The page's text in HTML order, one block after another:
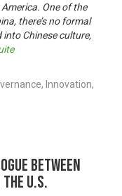
One of the
there’s no formal
Chinese culture,
Innovation,
between
U.S.